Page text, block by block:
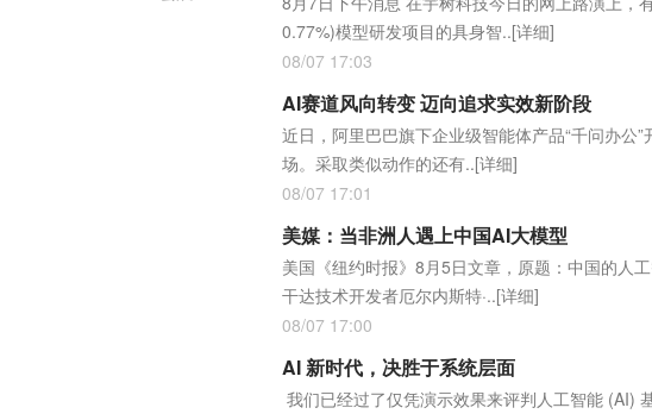
0.77%)模型研发项目的具身智..[详细]
08/07 17:03
AI赛道风向转变 迈向追求实效新阶段
近日，阿里巴巴旗下企业级智能体产品“千问办公
场。采取类似动作的还有..[详细]
08/07 17:01
美媒：当非洲人遇上中国AI大模型
美国《纽约时报》8月5日文章，原题：中国的人
干达技术开发者厄尔内斯特·..[详细]
08/07 17:00
AI 新时代，决胜于系统层面
我们已经过了仅凭演示效果来评判人工智能 (AI)